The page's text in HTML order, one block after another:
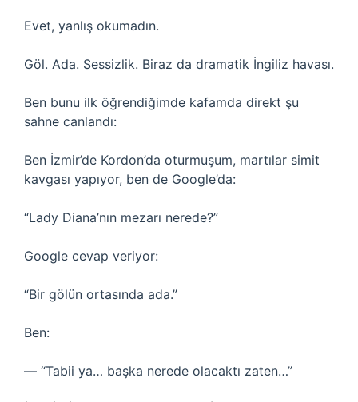
Evet, yanlış okumadın.
Göl. Ada. Sessizlik. Biraz da dramatik İngiliz havası.
Ben bunu ilk öğrendiğimde kafamda direkt şu
sahne canlandı:
Ben İzmir’de Kordon’da oturmuşum, martılar simit
kavgası yapıyor, ben de Google’da:
“Lady Diana’nın mezarı nerede?”
Google cevap veriyor:
“Bir gölün ortasında ada.”
Ben:
— “Tabii ya… başka nerede olacaktı zaten…”